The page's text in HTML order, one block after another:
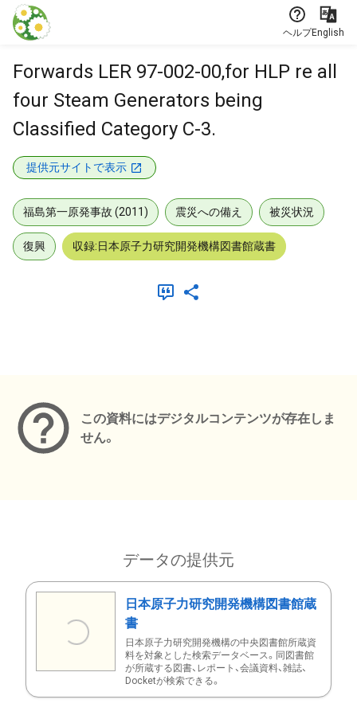
本文に飛ぶ
ヘルプEnglish
Forwards LER 97-002-00,for HLP re all
four Steam Generators being
Classified Category C-3.
提供元サイトで表示
福島第一原発事故 (2011) 震災への備え 被災状況
復興 収録:日本原子力研究開発機構図書館蔵書
この資料にはデジタルコンテンツが存在しま
せん。
データの提供元
日本原子力研究開発機構図書館蔵
書
日本原子力研究開発機構の中央図書館所蔵資
料を対象とした検索データベース。同図書館
が所蔵する図書、レポート、会議資料、雑誌、
Docketが検索できる。